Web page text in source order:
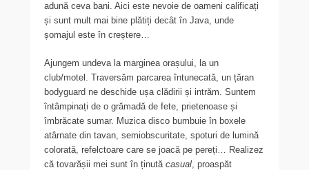
adună ceva bani. Aici este nevoie de oameni calificați
și sunt mult mai bine plătiți decât în Java, unde
șomajul este în creștere…
Ajungem undeva la marginea orașului, la un
club/motel. Traversăm parcarea întunecată, un țăran
bodyguard ne deschide ușa clădirii și intrăm. Suntem
întâmpinați de o grămadă de fete, prietenoase și
îmbrăcate sumar. Muzica disco bumbuie în boxele
atârnate din tavan, semiobscuritate, spoturi de lumină
colorată, refelctoare care se joacă pe pereți… Realizez
că tovarășii mei sunt în ținută casual, proaspăt